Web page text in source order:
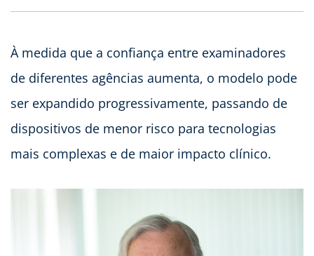
À medida que a confiança entre examinadores
de diferentes agências aumenta, o modelo pode
ser expandido progressivamente, passando de
dispositivos de menor risco para tecnologias
mais complexas e de maior impacto clínico.